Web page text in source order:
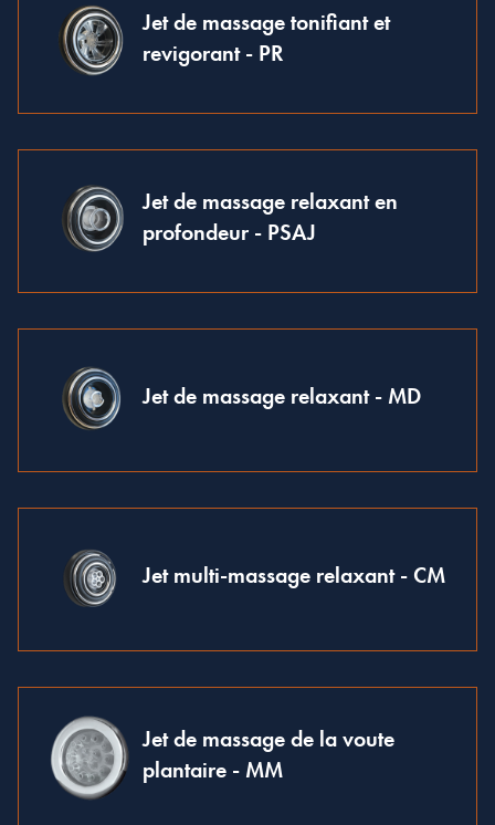
Jet de massage tonifiant et
revigorant - PR
Jet de massage relaxant en
profondeur - PSAJ
Jet de massage relaxant - MD
Jet multi-massage relaxant - CM
Jet de massage de la voute
plantaire - MM